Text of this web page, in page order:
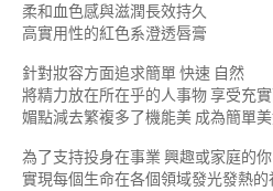
柔和血色感與滋潤長效持久
高實用性的紅色系澄透唇膏
針對妝容方面追求簡單 快速 自然
將精力放在所在乎的人事物 享受充
媚點減去繁複多了機能美 成為簡單
為了支持投身在事業 興趣或家庭的你
實現每個生命在各個領域發光發熱的